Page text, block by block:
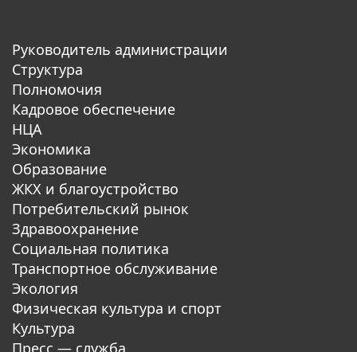
Руководитель администрации
Структура
Полномочия
Кадровое обеспечение
НЦА
Экономика
Образование
ЖКХ и благоустройство
Потребительский рынок
Здравоохранение
Социальная политика
Транспортное обслуживание
Экология
Физическая культура и спорт
Культура
Пресс — служба